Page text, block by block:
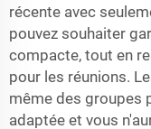
récente avec
pouvez souhaiter
compacte, tout en
pour les réunions.
même des groupes
adaptée et vous